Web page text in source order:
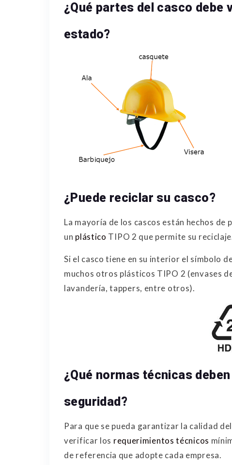
¿Qué partes del casco debe
estado?
¿Puede reciclar su casco?
La mayoría de los cascos están hechos
un plástico TIPO 2 que permite su
Si el casco tiene en su interior el símbolo
muchos otros plásticos TIPO 2 (envases
lavandería, tappers, entre otros).
¿Qué normas técnicas
seguridad?
Para que se pueda garantizar la calidad
verificar los requerimientos técnicos
de referencia que adopte cada empresa.